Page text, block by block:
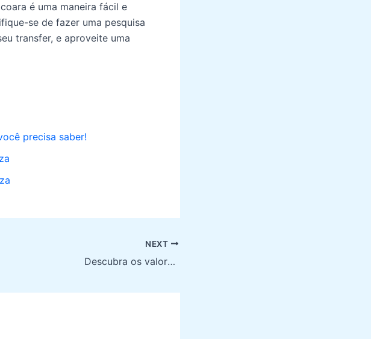
é uma maneira fácil e
se de fazer uma pesquisa
transfer, e aproveite uma
precisa saber!
NEXT
Descubra os valores dos passeios em Fortaleza e aproveite sua viagem!